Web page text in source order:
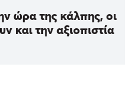
ώρα της κάλπης, οι
και την αξιοπιστία